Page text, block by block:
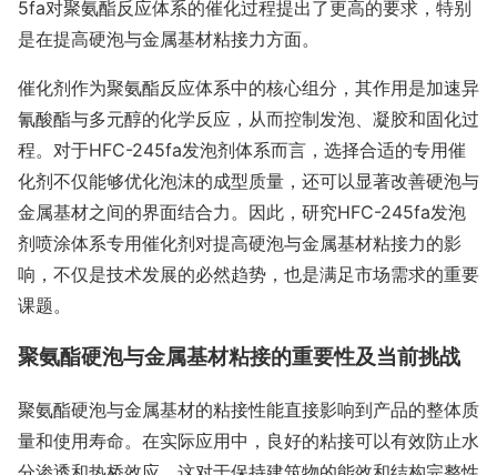
5fa对聚氨酯反应体系的催化过程提出了更高的要求，特别
是在提高硬泡与金属基材粘接力方面。
催化剂作为聚氨酯反应体系中的核心组分，其作用是加速异
氰酸酯与多元醇的化学反应，从而控制发泡、凝胶和固化过
程。对于HFC-245fa发泡剂体系而言，选择合适的专用催
化剂不仅能够优化泡沫的成型质量，还可以显著改善硬泡与
金属基材之间的界面结合力。因此，研究HFC-245fa发泡
剂喷涂体系专用催化剂对提高硬泡与金属基材粘接力的影
响，不仅是技术发展的必然趋势，也是满足市场需求的重要
课题。
聚氨酯硬泡与金属基材粘接的重要性及当前挑战
聚氨酯硬泡与金属基材的粘接性能直接影响到产品的整体质
量和使用寿命。在实际应用中，良好的粘接可以有效防止水